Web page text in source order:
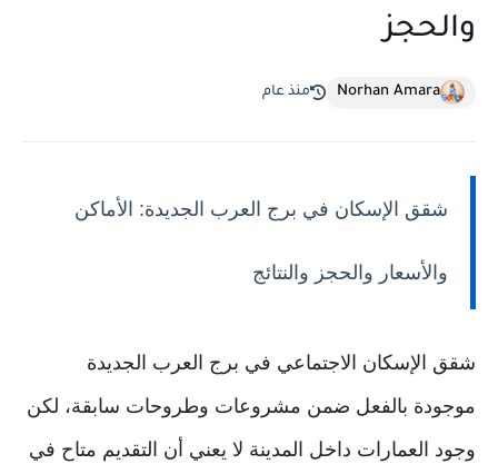
والحجز
Norhan Amara منذ عام
شقق الإسكان في برج العرب الجديدة: الأماكن
والأسعار والحجز والنتائج
شقق الإسكان الاجتماعي في برج العرب الجديدة
موجودة بالفعل ضمن مشروعات وطروحات سابقة، لكن
وجود العمارات داخل المدينة لا يعني أن التقديم متاح في